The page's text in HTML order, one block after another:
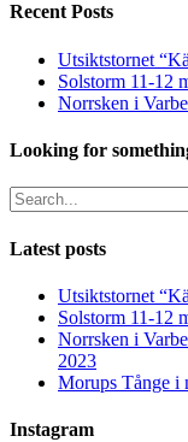
Recent Posts
Utsiktstornet
Solstorm 11-12
Norrsken i
Looking for
Latest posts
Utsiktstornet
Solstorm 11-12
Norrsken i
2023
Morups Tånge i
Instagram